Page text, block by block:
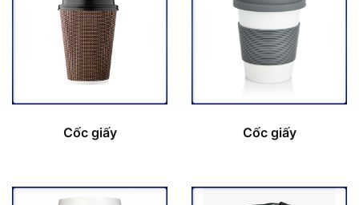
Cốc giấy Cốc giấy